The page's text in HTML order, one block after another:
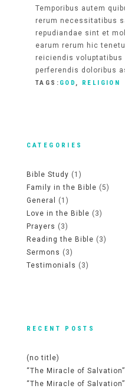
TAGS: GOD , RELIGION
Temporibus autem
rerum necessitatibus
repudiandae sint et
earum rerum hic
reiciendis
perferendis doloribus
CATEGORIES
Bible Study (1)
Family in the Bible (5)
General
(1)
Love in the Bible (3)
Prayers (3)
Reading the Bible (3)
Sermons (3)
Testimonials (3)
RECENT POSTS
(no title)
“The Miracle of Salvation”
“The Miracle of Salvation”